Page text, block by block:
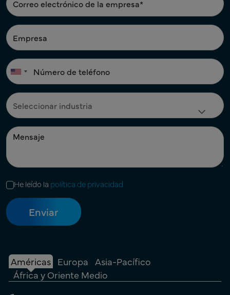
He leído la política de privacidad
Américas Europa Asia-Pacífico
África y Oriente Medio